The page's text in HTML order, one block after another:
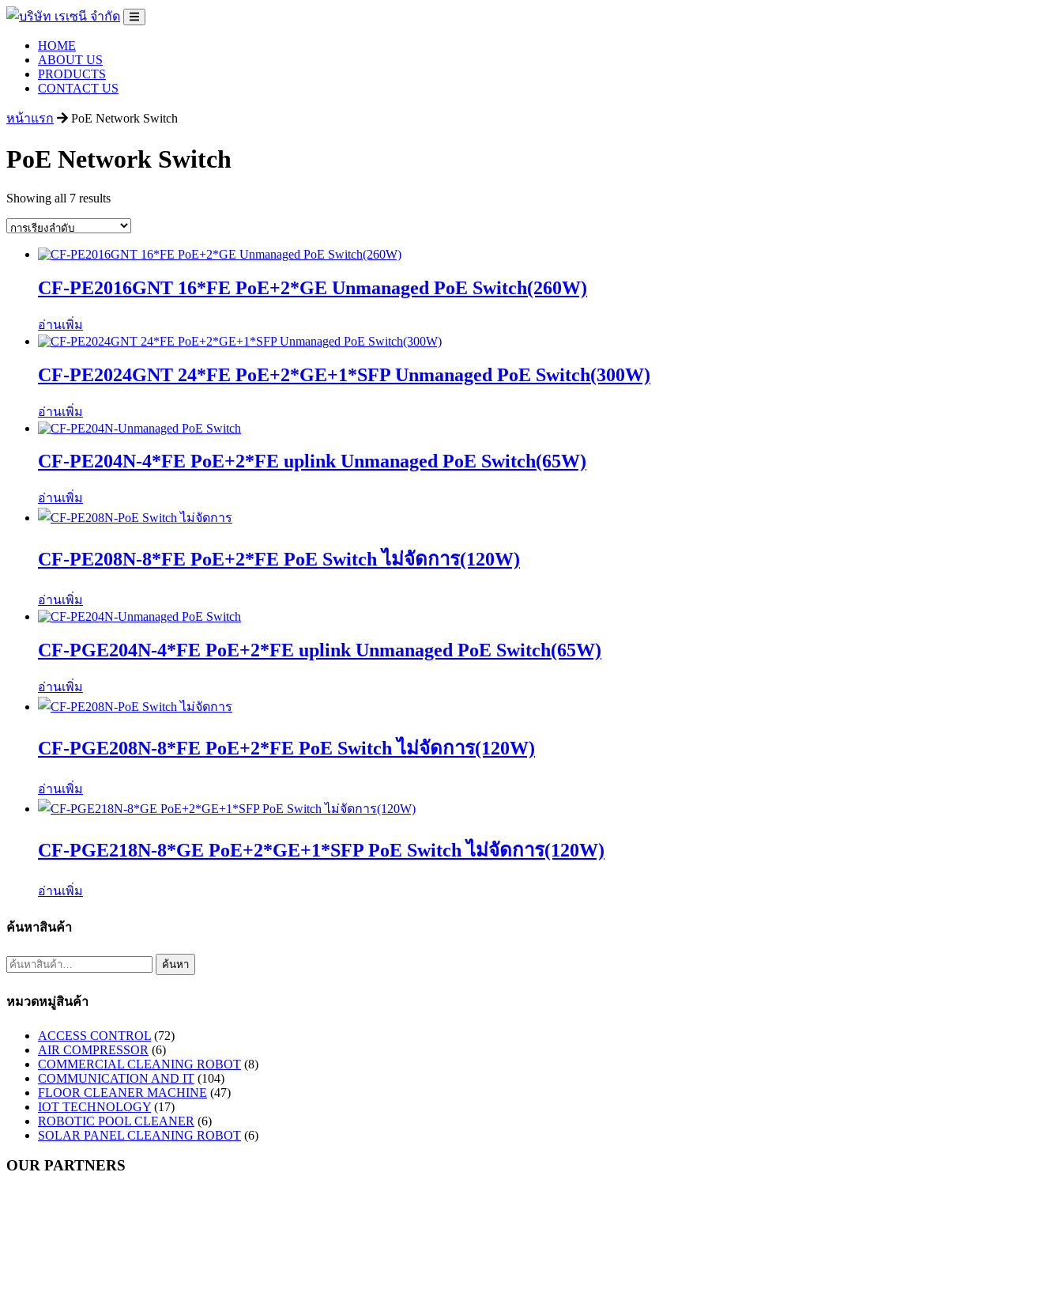
HOME
ABOUT US
PRODUCTS
CONTACT US
หน้าแรก PoE Network Switch
PoE Network Switch
Showing all 7 results
CF-PE2016GNT 16*FE PoE+2*GE Unmanaged PoE Switch(260W)
อ่านเพิ่ม
CF-PE2024GNT 24*FE PoE+2*GE+1*SFP Unmanaged PoE Switch(300W)
อ่านเพิ่ม
CF-PE204N-4*FE PoE+2*FE uplink Unmanaged PoE Switch(65W)
อ่านเพิ่ม
CF-PE208N-8*FE PoE+2*FE PoE Switch ไม่จัดการ(120W)
อ่านเพิ่ม
CF-PGE204N-4*FE PoE+2*FE uplink Unmanaged PoE Switch(65W)
อ่านเพิ่ม
CF-PGE208N-8*FE PoE+2*FE PoE Switch ไม่จัดการ(120W)
อ่านเพิ่ม
CF-PGE218N-8*GE PoE+2*GE+1*SFP PoE Switch ไม่จัดการ(120W)
อ่านเพิ่ม
ค้นหาสินค้า
ค้นหา: ค้นหา
หมวดหมู่สินค้า
ACCESS CONTROL (72)
AIR COMPRESSOR (6)
COMMERCIAL CLEANING ROBOT (8)
COMMUNICATION AND IT (104)
FLOOR CLEANER MACHINE (47)
IOT TECHNOLOGY (17)
ROBOTIC POOL CLEANER (6)
SOLAR PANEL CLEANING ROBOT (6)
OUR PARTNERS